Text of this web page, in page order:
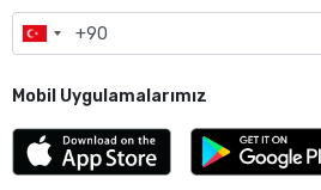
Mobil Uygulamalarımız